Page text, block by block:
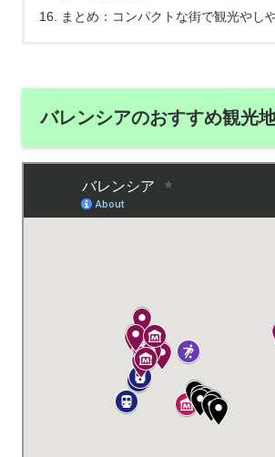
まとめ：コンパクトな街で観光やし
バレンシアのおすすめ観光